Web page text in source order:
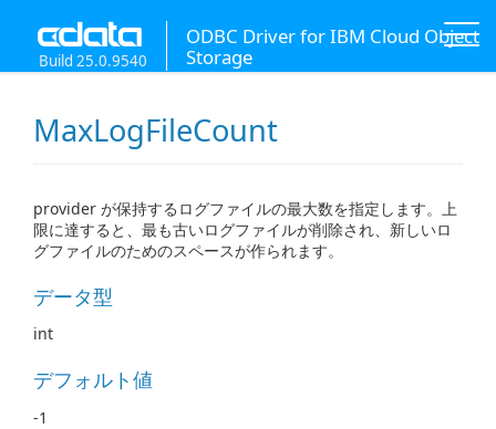
ODBC Driver for IBM Cloud Object
Storage
Build 25.0.9540
MaxLogFileCount
provider が保持するログファイルの最大数を指定します。上
限に達すると、最も古いログファイルが削除され、新しいロ
グファイルのためのスペースが作られます。
データ型
int
デフォルト値
-1